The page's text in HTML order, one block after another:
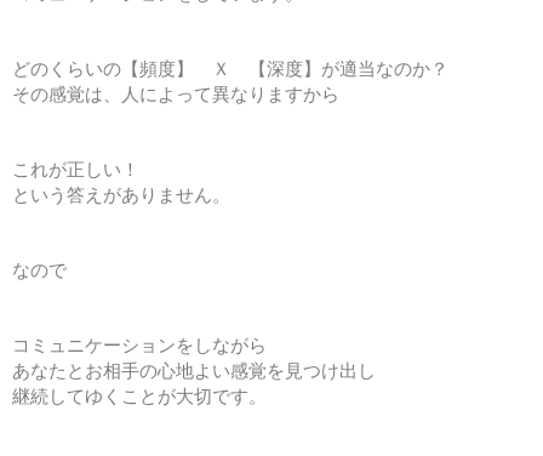
どのくらいの【頻度】 Ｘ 【深度】が適当なのか？
その感覚は、人によって異なりますから
これが正しい！
という答えがありません。
なので
コミュニケーションをしながら
あなたとお相手の心地よい感覚を見つけ出し
継続してゆくことが大切です。